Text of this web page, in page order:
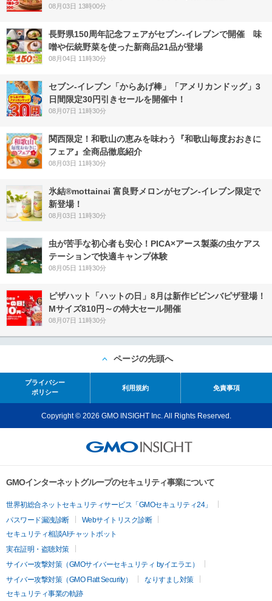
08月03日 13時00分
長野県150周年記念フェアがセブン-イレブンで開催 味
噌や伝統野菜を使った新商品21品が登場
08月04日 11時30分
セブン‐イレブン「からあげ棒」「アメリカンドッグ」3
日間限定30円引きセールを開催中！
08月07日 11時30分
関西限定！和歌山の恵みを味わう『和歌山毎度おおきに
フェア』全商品徹底紹介
08月03日 11時30分
氷結®mottainai 富良野メロンがセブン‐イレブン限定で
新登場！
08月03日 11時30分
虫が苦手な初心者も安心！PICA×アース製薬の虫ケアス
テーションで快適キャンプ体験
08月05日 11時30分
ピザハット「ハットの日」8月は新作ビビンバピザ登場！
Mサイズ810円～の特大セール開催
08月07日 11時30分
ページの先頭へ
プライバシー
ポリシー
利用規約 免責事項
Copyright © 2026 GMO INSIGHT Inc. All Rights Reserved.
GMOインターネットグループのセキュリティ事業について
世界初総合ネットセキュリティサービス「GMOセキュリティ24」
パスワード漏洩診断
Webサイトリスク診断
セキュリティ相談AIチャットボット
実在証明・盗聴対策
サイバー攻撃対策（GMOサイバーセキュリティ byイエラエ）
サイバー攻撃対策（GMO Flatt Security）
なりすまし対策
セキュリティ事業の軌跡